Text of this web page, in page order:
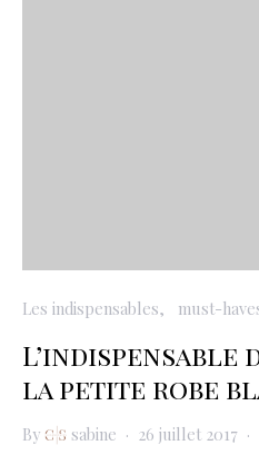
Les indispensables must-
L’indispensable
la petite robe
By sabine 26 juillet 2017